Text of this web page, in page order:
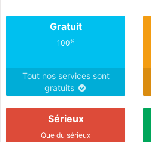
Gratuit
100%
Tout nos services sont
gratuits
Sérieux
Que du sérieux